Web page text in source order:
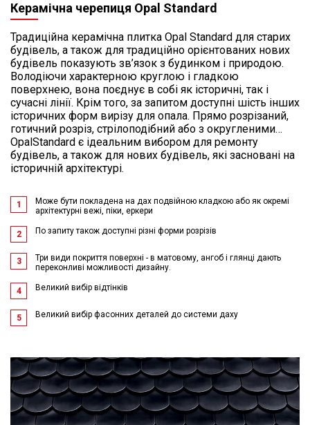
Керамічна черепиця Opal Standard
Традиційна керамічна плитка Opal Standard для старих
будівель, а також для традиційно орієнтованих нових
будівель показують зв’язок з будинком і природою.
Володіючи характерною круглою і гладкою
поверхнею, вона поєднує в собі як історичні, так і
сучасні лінії. Крім того, за запитом доступні шість інших
історичних форм вирізу для опала. Прямо розрізаний,
готичний розріз, стрілоподібний або з округленими…
OpalStandard є ідеальним вибором для ремонту
будівель, а також для нових будівель, які засновані на
історичній архітектурі.
1
Може бути покладена на дах подвійною кладкою або як окремі
архітектурні вежі, піки, еркери
2 По запиту також доступні різні форми розрізів
3
Три види покриття поверхні - в матовому, ангоб і глянці дають
переконливі можливості дизайну.
4 Великий вибір відтінків
5 Великий вибір фасонних деталей до системи даху